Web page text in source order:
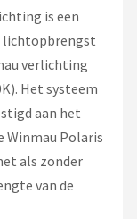
is een
lichtopbrengst
verlichting
Het systeem
aan het
Winmau Polaris
als zonder
van de